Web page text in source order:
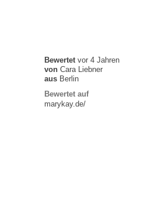
Bewertetvor 4 Jahren
von Cara Liebner
aus Berlin
Bewertet auf
marykay.de/